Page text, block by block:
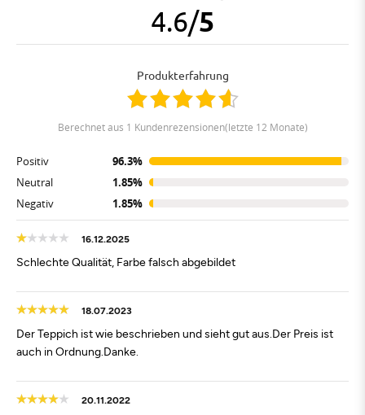
4.6/5
Produkterfahrung
berechnet aus 1 Kundenrezensionen(letzte 12 Monate)
Positiv
96.3%
Neutral
1.85%
Negativ
1.85%
16.12.2025
Schlechte Qualität, Farbe falsch abgebildet
18.07.2023
Der Teppich ist wie beschrieben und sieht gut aus.Der Preis ist
auch in Ordnung.Danke.
20.11.2022